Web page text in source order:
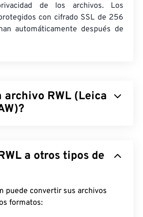
de los archivos. Los
con cifrado SSL de 256
automáticamente después de
archivo RWL (Leica
RAW cumplen la misma
de una imagen RWL es la
beneficio de trabajar con este
puede convertir sus archivos
formatos: